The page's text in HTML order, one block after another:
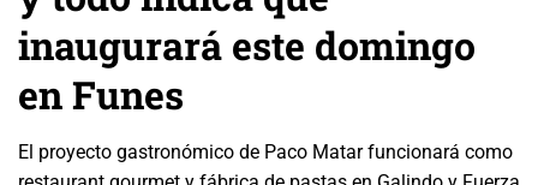
inaugurará este domingo
en Funes
El proyecto gastronómico de Paco Matar funcionará como